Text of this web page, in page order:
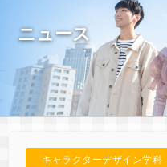
ニュース
キャラクターデザイン学科